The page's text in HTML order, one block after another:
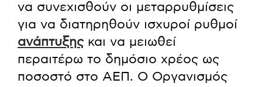
να συνεχισθούν οι μεταρρυθμίσεις
για να διατηρηθούν ισχυροί ρυθμοί
ανάπτυξηςκαι να μειωθεί
περαιτέρω το δημόσιο χρέος ως
ποσοστό στο ΑΕΠ. Ο Οργανισμός